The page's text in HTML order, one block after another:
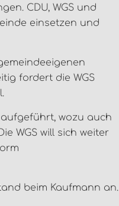
CDU, WGS und
einsetzen und
fordert die WGS
wozu auch
WGS will sich weiter
beim Kaufmann an.